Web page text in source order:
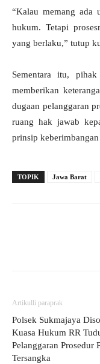
“Kalau memang ada
hukum. Tetapi
yang berlaku,” tutup
Sementara itu,
memberikan
dugaan pelanggaran
ruang hak jawab
prinsip
TOPIK Jawa Barat
Artikulli paraprak
Polsek Sukmajaya
Kuasa Hukum RR
Pelanggaran Prosedur
Tersangka